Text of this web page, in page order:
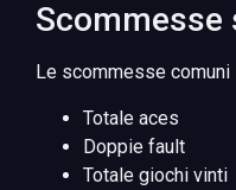
Scommesse
Le scommesse comuni
Totale aces
Doppie fault
Totale giochi vinti